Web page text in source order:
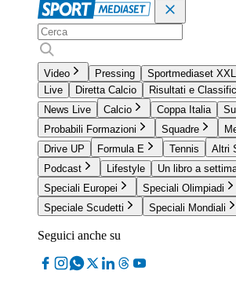
Video Pressing Sportmediaset XXL
Live
Diretta Calcio
Risultati e
News Live
Calcio Coppa Italia
Probabili Formazioni
Squadre
Drive UP
Formula E Tennis Altri
Podcast
Lifestyle
Un libro a
Speciali Europei
Speciali Olimpiadi
Speciale Scudetti
Speciali Mondiali
Seguici anche su